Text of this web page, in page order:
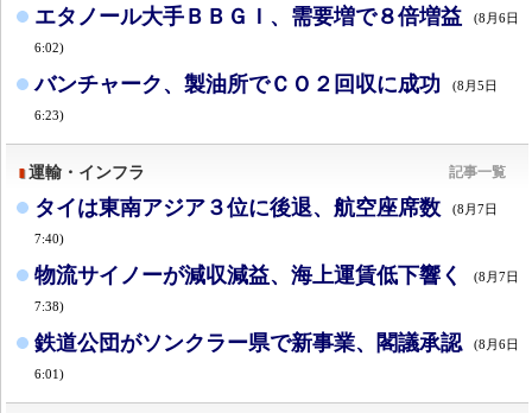
エタノール大手ＢＢＧＩ、需要増で８倍増益 (8月6日
6:02)
バンチャーク、製油所でＣＯ２回収に成功 (8月5日
6:23)
運輸・インフラ 記事一覧
タイは東南アジア３位に後退、航空座席数 (8月7日
7:40)
物流サイノーが減収減益、海上運賃低下響く (8月7日
7:38)
鉄道公団がソンクラー県で新事業、閣議承認 (8月6日
6:01)